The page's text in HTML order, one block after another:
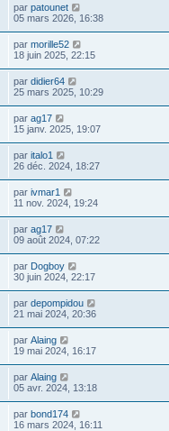
par patounet
05 mars 2026, 16:38
par morille52
18 juin 2025, 22:15
par didier64
25 mars 2025, 10:29
par ag17
15 janv. 2025, 19:07
par italo1
26 déc. 2024, 18:27
par ivmar1
11 nov. 2024, 19:24
par ag17
09 août 2024, 07:22
par Dogboy
30 juin 2024, 22:17
par depompidou
21 mai 2024, 20:36
par Alaing
19 mai 2024, 16:17
par Alaing
05 avr. 2024, 13:18
par bond174
16 mars 2024, 16:11